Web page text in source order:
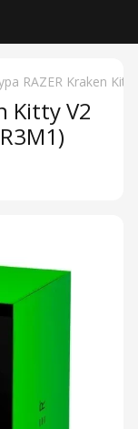
RAZER Kraken
Kitty V2